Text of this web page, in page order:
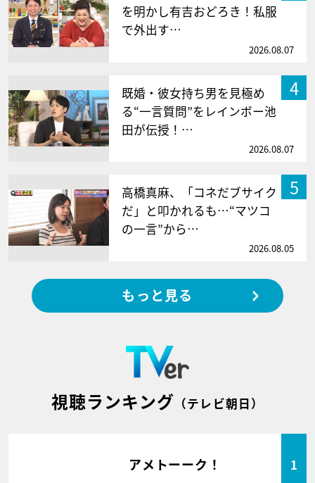
を明かし有吉おどろき！私服
で外出す…
2026.08.07
4
既婚・彼女持ち男を見極め
る“一言質問”をレインボー池
田が伝授！…
2026.08.07
5
高橋真麻、「コネだブサイク
だ」と叩かれるも…“マツコ
の一言”から…
2026.08.05
もっと見る
視聴ランキング （テレビ朝日）
アメトーーク！ 1